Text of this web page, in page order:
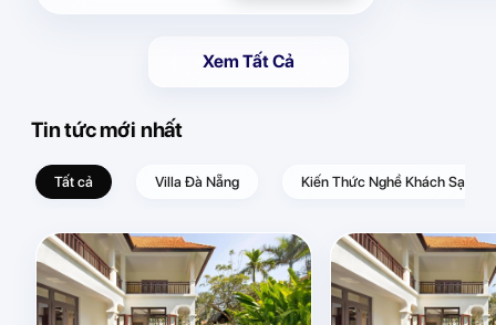
Xem Tất Cả
Tin tức mới nhất
Tất cả Villa Đà Nẵng Kiến Thức Nghề Khách Sạn –